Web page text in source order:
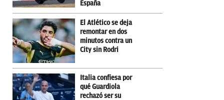
España
El Atlético se deja
remontar en dos
minutos contra un
City sin Rodri
Italia confiesa por
qué Guardiola
rechazó ser su